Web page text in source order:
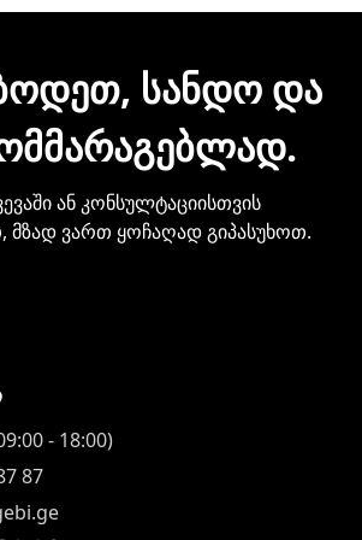
შეძენისთვის არ
და სხვა პირადი
გაზიარება. ᲡᲐᲜᲓᲝ ᲓᲐ
ან კონსულტაციისთვის
მზად ვართ ყოჩაღად გიპასუხოთ.
- 18:00)
87